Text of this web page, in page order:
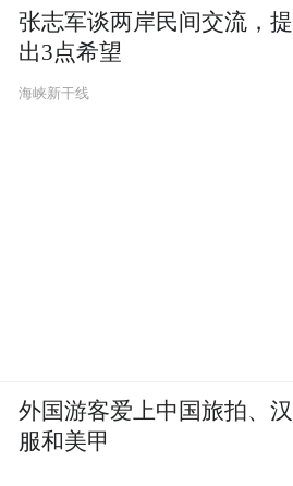
张志军谈两岸民间交流，提
出3点希望
海峡新干线
外国游客爱上中国旅拍、汉
服和美甲